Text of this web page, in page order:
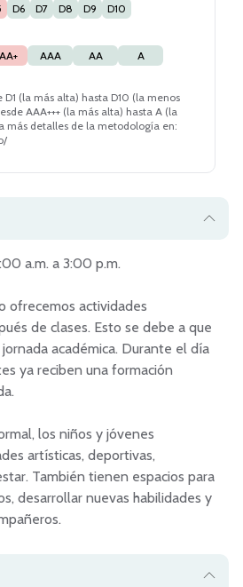
D6 D7 D8 D9 D10
AAA AA A
(la más alta) hasta D10 (la menos
AAA+++ (la más alta) hasta A (la
más detalles de la metodología en:
a.m. a 3:00 p.m.
ofrecemos actividades
de clases. Esto se debe a que
académica. Durante el día
ya reciben una formación
los niños y jóvenes
artísticas, deportivas,
También tienen espacios para
desarrollar nuevas habilidades y